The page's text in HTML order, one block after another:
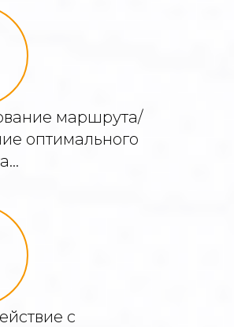
маршрута/
оптимального
с